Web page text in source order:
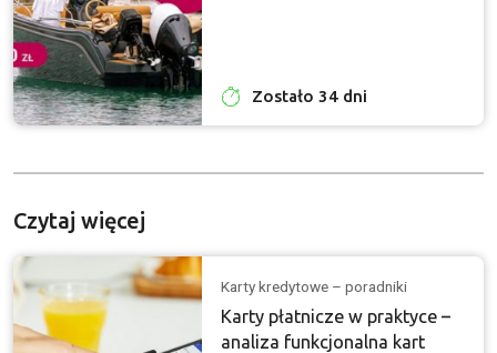
Zostało 34 dni
Czytaj więcej
Karty kredytowe – poradniki
Karty płatnicze w praktyce –
analiza funkcjonalna kart